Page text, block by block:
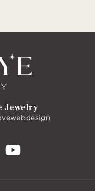
Jewelry
YouTube